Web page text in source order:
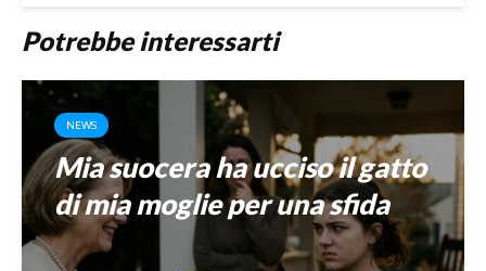
Potrebbe interessarti
NEWS
Mia suocera ha ucciso il gatto
di mia moglie per una sfida